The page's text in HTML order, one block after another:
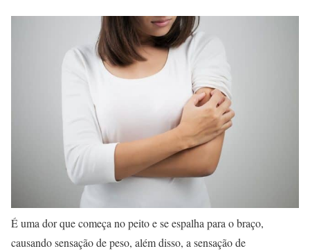
É uma dor que começa no peito e se espalha para o braço,
causando sensação de peso, além disso, a sensação de